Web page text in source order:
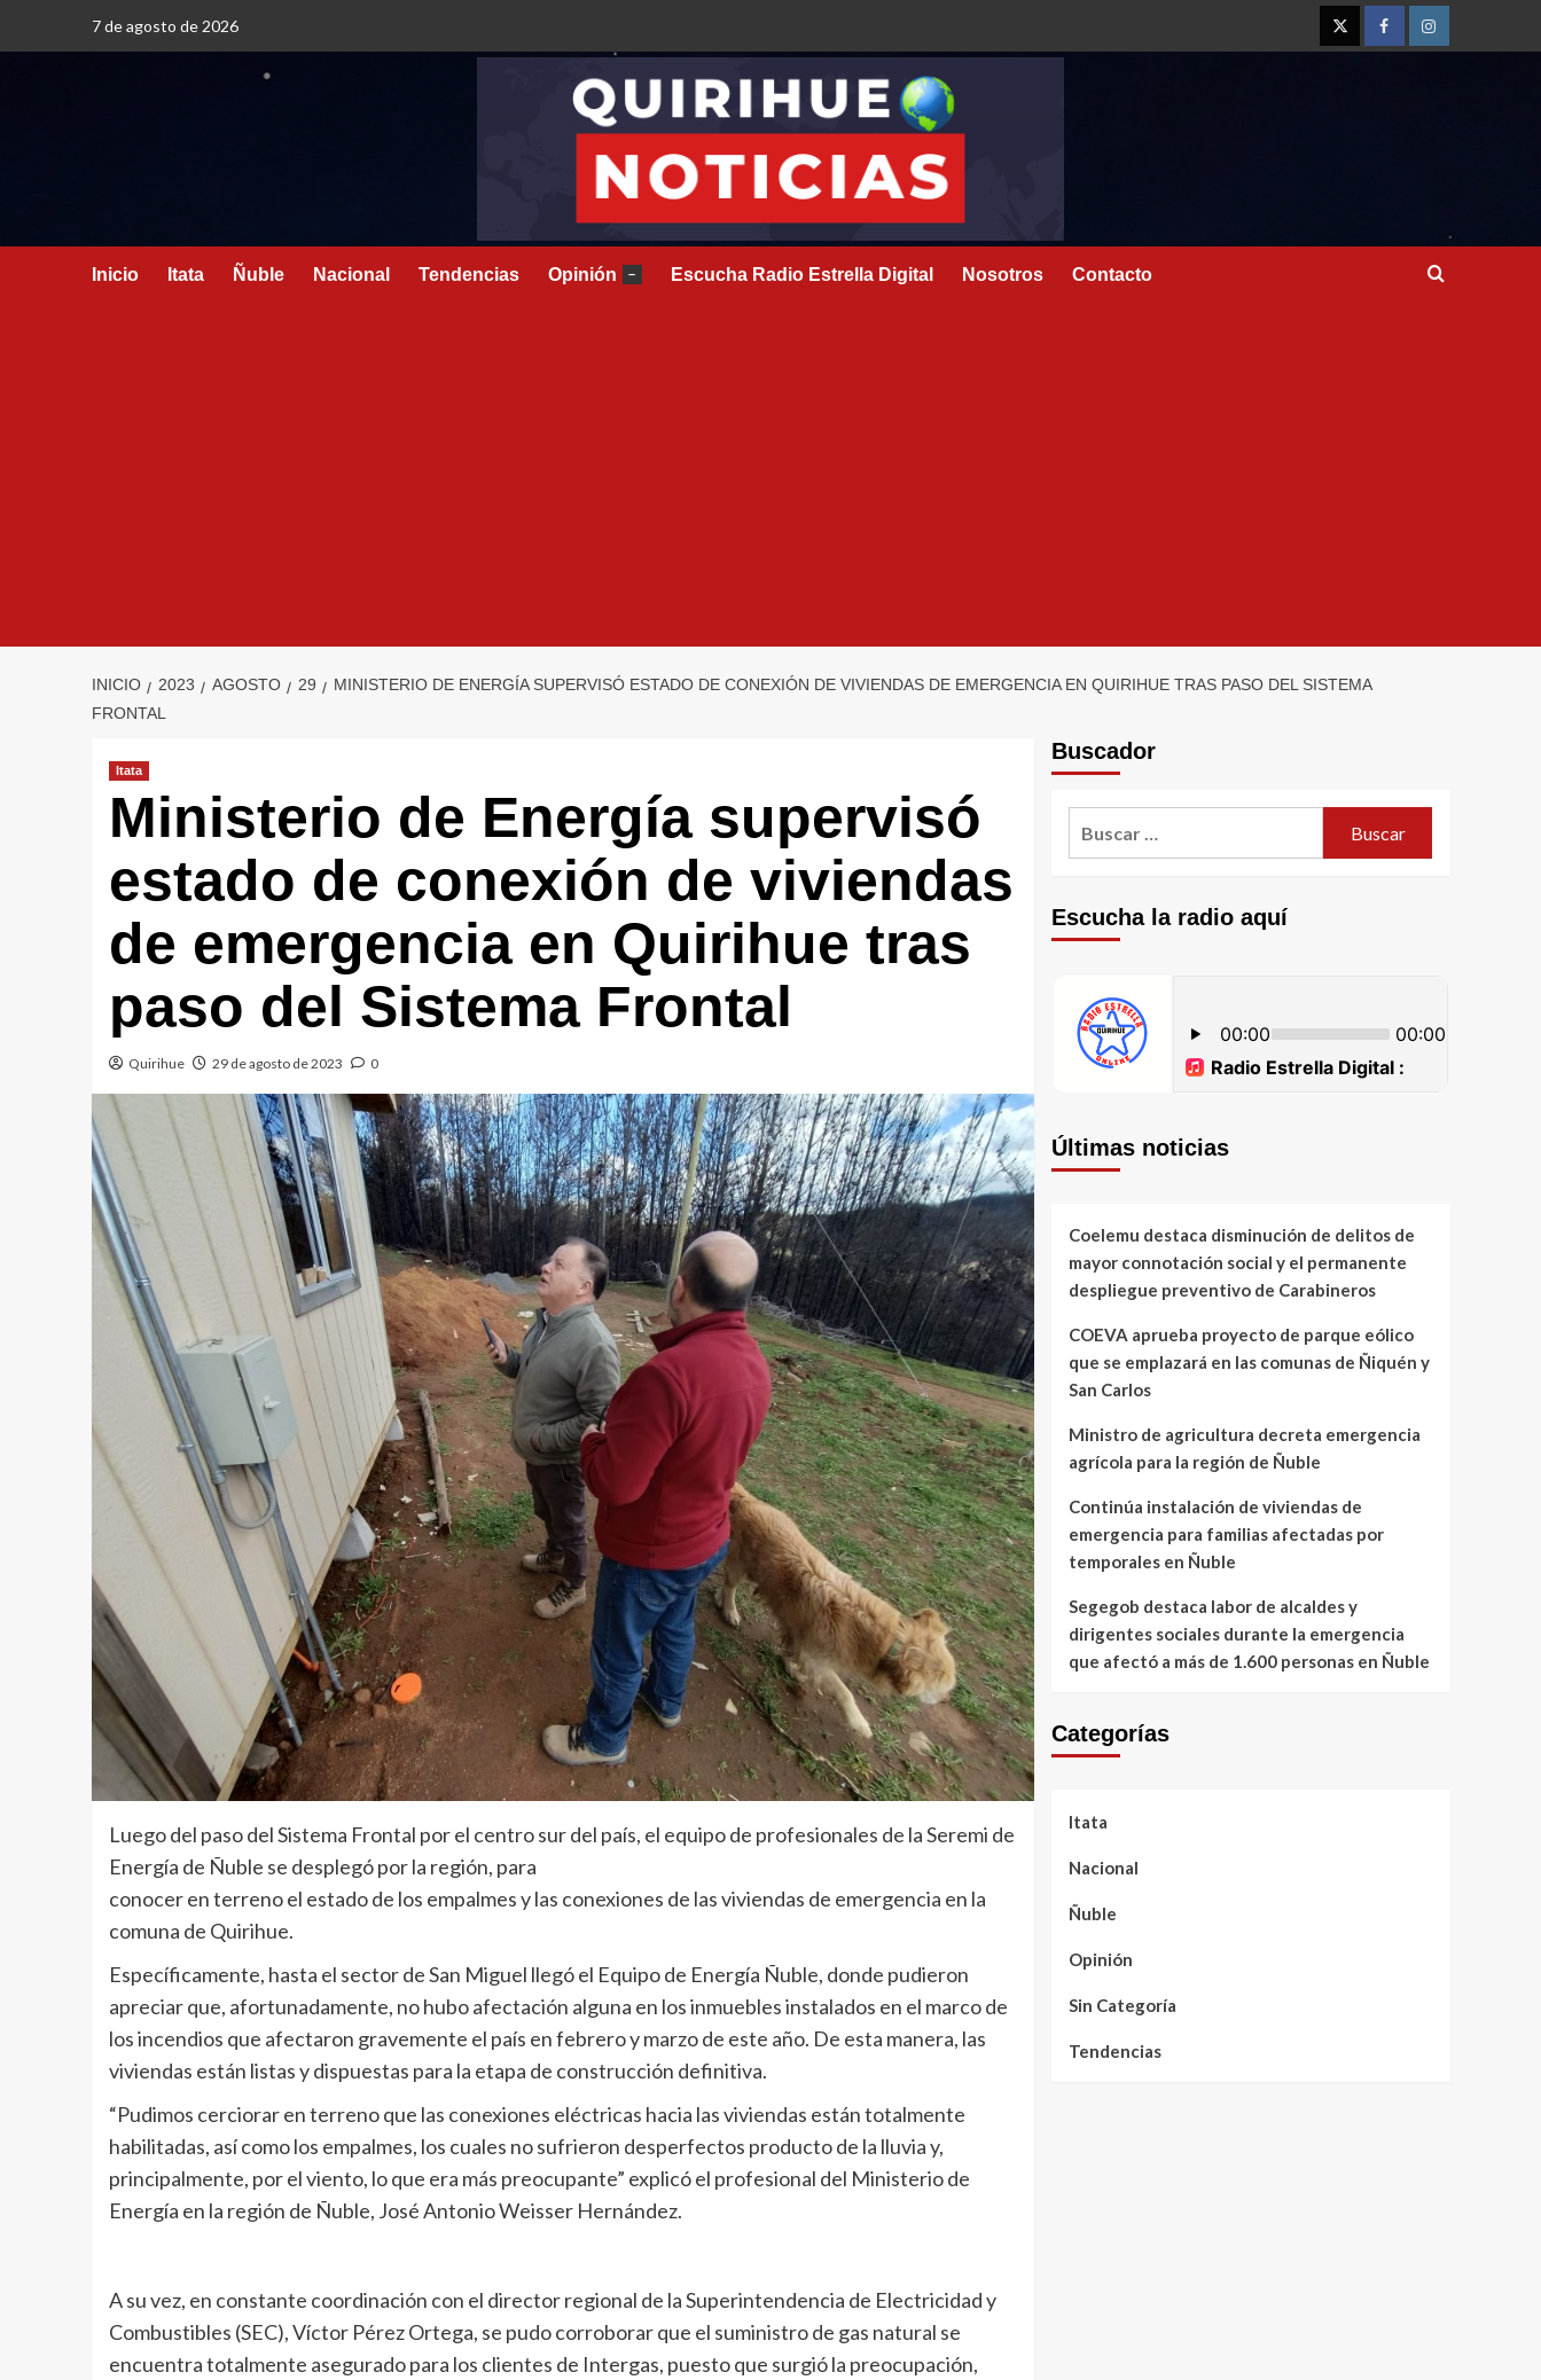
7 de agosto de 2026
Inicio Itata Ñuble Nacional Tendencias Opinión – Escucha Radio Estrella Digital Nosotros Contacto
INICIO 2023 AGOSTO 29
MINISTERIO DE ENERGÍA SUPERVISÓ ESTADO DE CONEXIÓN DE VIVIENDAS DE EMERGENCIA EN QUIRIHUE TRAS PASO DEL SISTEMA
FRONTAL
Itata
Ministerio de Energía supervisó
estado de conexión de viviendas
de emergencia en Quirihue tras
paso del Sistema Frontal
Quirihue 29 de agosto de 2023 0
Luego del paso del Sistema Frontal por el centro sur del país, el equipo de profesionales de la Seremi de
Energía de Ñuble se desplegó por la región, para
conocer en terreno el estado de los empalmes y las conexiones de las viviendas de emergencia en la
comuna de Quirihue.
Específicamente, hasta el sector de San Miguel llegó el Equipo de Energía Ñuble, donde pudieron
apreciar que, afortunadamente, no hubo afectación alguna en los inmuebles instalados en el marco de
los incendios que afectaron gravemente el país en febrero y marzo de este año. De esta manera, las
viviendas están listas y dispuestas para la etapa de construcción definitiva.
“Pudimos cerciorar en terreno que las conexiones eléctricas hacia las viviendas están totalmente
habilitadas, así como los empalmes, los cuales no sufrieron desperfectos producto de la lluvia y,
principalmente, por el viento, lo que era más preocupante” explicó el profesional del Ministerio de
Energía en la región de Ñuble, José Antonio Weisser Hernández.
A su vez, en constante coordinación con el director regional de la Superintendencia de Electricidad y
Combustibles (SEC), Víctor Pérez Ortega, se pudo corroborar que el suministro de gas natural se
encuentra totalmente asegurado para los clientes de Intergas, puesto que surgió la preocupación,
Buscador
Escucha la radio aquí
Últimas noticias
Coelemu destaca disminución de delitos de
mayor connotación social y el permanente
despliegue preventivo de Carabineros
COEVA aprueba proyecto de parque eólico
que se emplazará en las comunas de Ñiquén y
San Carlos
Ministro de agricultura decreta emergencia
agrícola para la región de Ñuble
Continúa instalación de viviendas de
emergencia para familias afectadas por
temporales en Ñuble
Segegob destaca labor de alcaldes y
dirigentes sociales durante la emergencia
que afectó a más de 1.600 personas en Ñuble
Categorías
Itata
Nacional
Ñuble
Opinión
Sin Categoría
Tendencias